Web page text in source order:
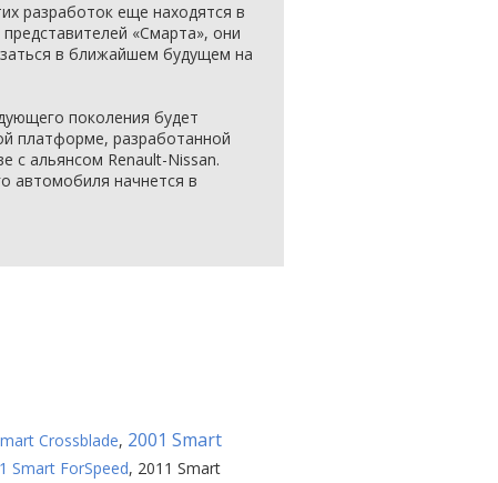
разработок еще находятся в
«Смарта», они
в ближайшем будущем на
поколения будет
платформе, разработанной
с альянсом Renault-Nissan.
автомобиля начнется в
Crossblade, 2001 Smart
Smart ForSpeed, 2011 Smart